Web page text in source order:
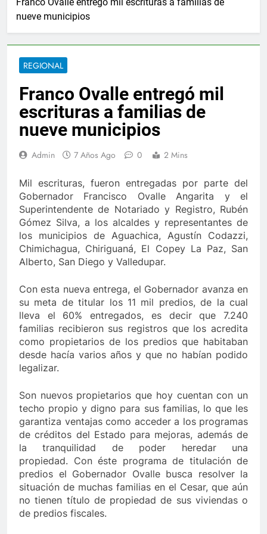
ampliar beneficios de las becas Fedescesar
combate de incendios en Colombia Cartel
y Jesús Vides
3 Años Ago
que abusó sexualmente de niña de 13 años
Ernesto Orozco arregló las vías en Chiriquí
2 Días Ago
1 Año Ago
cupos de crédito La Patillalera, una
2 Años Ago
ampliar beneficios de las becas Fedescesar
combate de incendios en Colombia Cartel
y Jesús Vides Con éxito se realizó el
3 Años Ago
que abusó sexualmente de niña de 13 años
nueve municipios
REGIONAL
Franco Ovalle entregó mil
escrituras a familias de
nueve municipios
Admin 7 Años Ago 0 2 Mins
Mil escrituras, fueron entregadas por parte del
Gobernador Francisco Ovalle Angarita y el
Superintendente de Notariado y Registro, Rubén
Gómez Silva, a los alcaldes y representantes de
los municipios de Aguachica, Agustín Codazzi,
Chimichagua, Chiriguaná, El Copey La Paz, San
Alberto, San Diego y Valledupar.
Con esta nueva entrega, el Gobernador avanza en
su meta de titular los 11 mil predios, de la cual
lleva el 60% entregados, es decir que 7.240
familias recibieron sus registros que los acredita
como propietarios de los predios que habitaban
desde hacía varios años y que no habían podido
legalizar.
Son nuevos propietarios que hoy cuentan con un
techo propio y digno para sus familias, lo que les
garantiza ventajas como acceder a los programas
de créditos del Estado para mejoras, además de
la tranquilidad de poder heredar una
propiedad. Con éste programa de titulación de
predios el Gobernador Ovalle busca resolver la
situación de muchas familias en el Cesar, que aún
no tienen título de propiedad de sus viviendas o
de predios fiscales.